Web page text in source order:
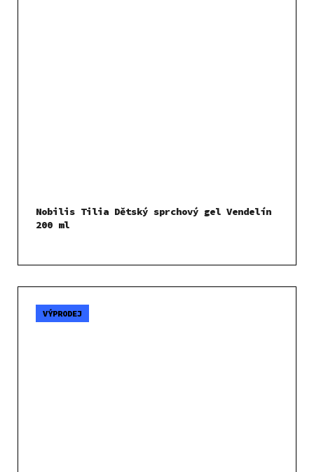
Nobilis Tilia Dětský sprchový gel Vendelín
200 ml
VÝPRODEJ